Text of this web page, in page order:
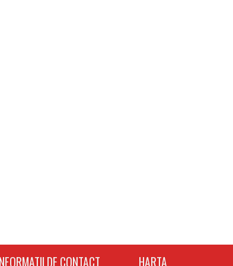
DE CONTACT HARTA